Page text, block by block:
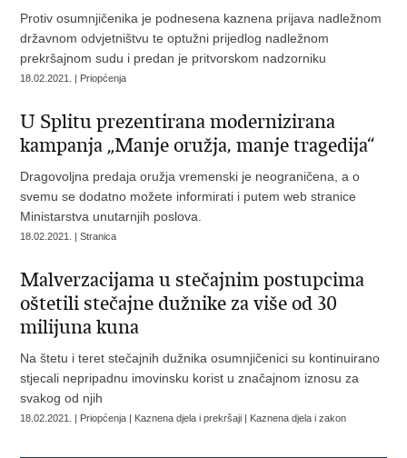
Protiv osumnjičenika je podnesena kaznena prijava nadležnom
državnom odvjetništvu te optužni prijedlog nadležnom
prekršajnom sudu i predan je pritvorskom nadzorniku
18.02.2021. | Priopćenja
U Splitu prezentirana modernizirana
kampanja „Manje oružja, manje tragedija“
Dragovoljna predaja oružja vremenski je neograničena, a o
svemu se dodatno možete informirati i putem web stranice
Ministarstva unutarnjih poslova.
18.02.2021. | Stranica
Malverzacijama u stečajnim postupcima
oštetili stečajne dužnike za više od 30
milijuna kuna
Na štetu i teret stečajnih dužnika osumnjičenici su kontinuirano
stjecali nepripadnu imovinsku korist u značajnom iznosu za
svakog od njih
18.02.2021. | Priopćenja | Kaznena djela i prekršaji | Kaznena djela i zakon